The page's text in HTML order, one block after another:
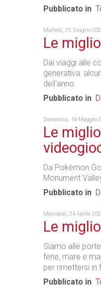
Pubblicato in
Martedì, 25 Giugno
Le
Dai viaggi alle
generativa:
dell'anno.
Pubblicato in
Domenica, 19 Maggio
Le
Da Pokèmon
Monument
Pubblicato in
Mercoledì, 24 Aprile
Le
Siamo alle
ferie, mare e
per rimettersi in
Pubblicato in